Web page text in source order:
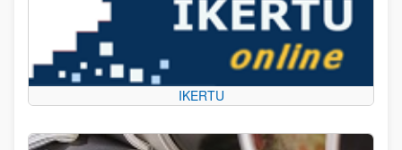
IKERTU